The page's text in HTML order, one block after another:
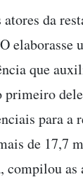
da
elaborasse
que
primeiro
para a
de 17,7
compilou as